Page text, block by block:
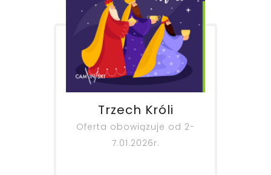
Trzech Króli
‎Oferta obowiązuje od 2-
7.01.2026r.